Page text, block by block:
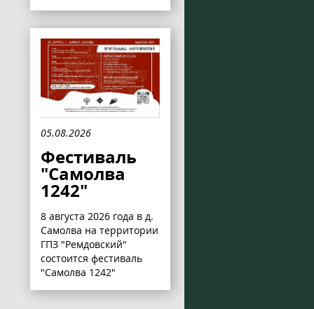
05.08.2026
Фестиваль
"Самолва
1242"
8 августа 2026 года в д.
Самолва на территории
ГПЗ "Ремдовский"
состоится фестиваль
"Самолва 1242"